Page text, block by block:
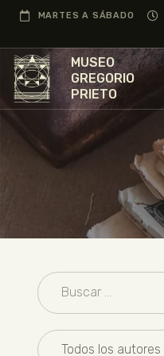
MARTES A SÁBADO
MUSEO
GREGORIO
PRIETO